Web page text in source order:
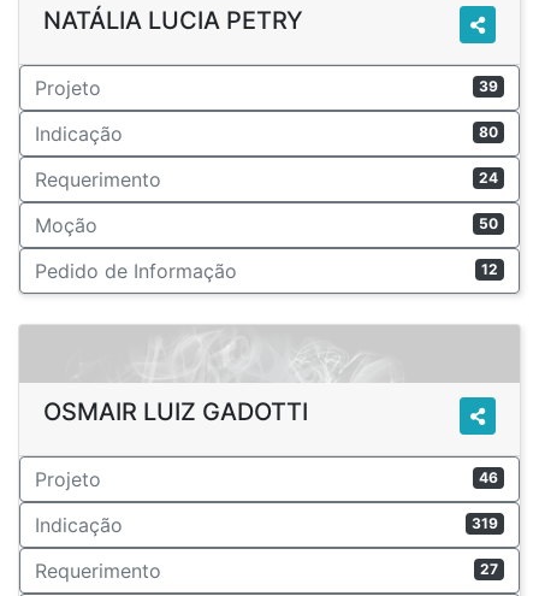
NATÁLIA LUCIA PETRY
Projeto 39
Indicação 80
Requerimento 24
Moção 50
Pedido de Informação 12
OSMAIR LUIZ GADOTTI
Projeto 46
Indicação 319
Requerimento 27